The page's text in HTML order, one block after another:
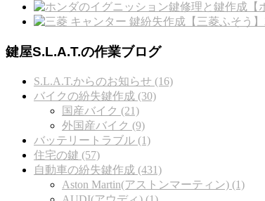
【三菱ふそう
鍵屋S.L.A.T.の作業ブログ
S.L.A.T.からのお知らせ (16)
バイクの紛失鍵作成 (30)
国産バイク (21)
外国産バイク (9)
バッテリートラブル (1)
住宅の鍵 (57)
自動車の紛失鍵作成 (431)
Aston Martin(アストンマーティン) (1)